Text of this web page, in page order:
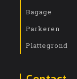
Bagage
Parkeren
Plattegrond